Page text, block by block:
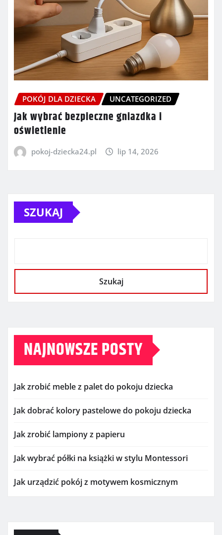
POKÓJ DLA DZIECKA UNCATEGORIZED
Jak wybrać bezpieczne gniazdka i
oświetlenie
pokoj-dziecka24.pl lip 14, 2026
SZUKAJ
Szukaj
NAJNOWSZE POSTY
Jak zrobić meble z palet do pokoju dziecka
Jak dobrać kolory pastelowe do pokoju dziecka
Jak zrobić lampiony z papieru
Jak wybrać półki na książki w stylu Montessori
Jak urządzić pokój z motywem kosmicznym